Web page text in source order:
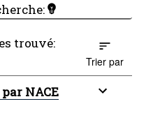
trouvé:
Trier par
NACE